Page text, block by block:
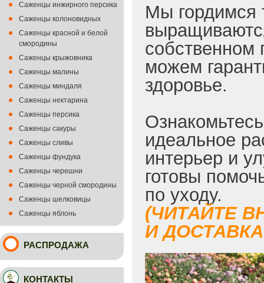
Мы гордимся
собственном
можем
здоровье.
идеальное
интерьер и
готовы
по уходу.
(ЧИТАЙТЕ
И
Саженцы инжирного персика
Саженцы колоновидных
Саженцы красной и белой
смородины
Саженцы крыжовника
Саженцы малины
Саженцы миндаля
Саженцы нектарина
Саженцы персика
Саженцы сакуры
Саженцы сливы
Саженцы фундука
Саженцы черешни
Саженцы черной смородины
Саженцы шелковицы
Саженцы яблонь
РАСПРОДАЖА
КОНТАКТЫ